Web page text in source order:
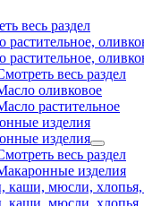
весь раздел
растительное,
растительное,
весь раздел
оливковое
растительное
изделия
изделия
весь раздел
изделия
каши, мюсли, хлопья,
каши, мюсли, хлопья,